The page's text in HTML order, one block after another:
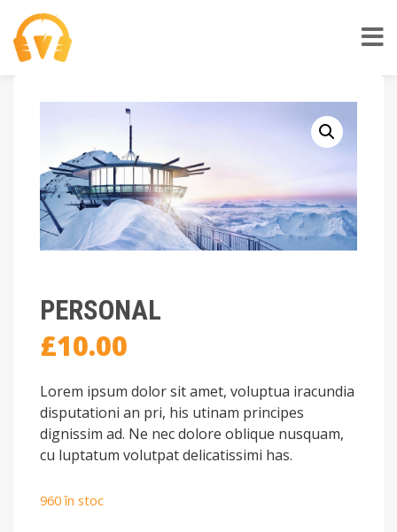
PERSONAL
£10.00
Lorem ipsum dolor sit amet, voluptua iracundia
disputationi an pri, his utinam principes
dignissim ad. Ne nec dolore oblique nusquam,
cu luptatum volutpat delicatissimi has.
960 în stoc